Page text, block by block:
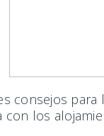
consejos
con los